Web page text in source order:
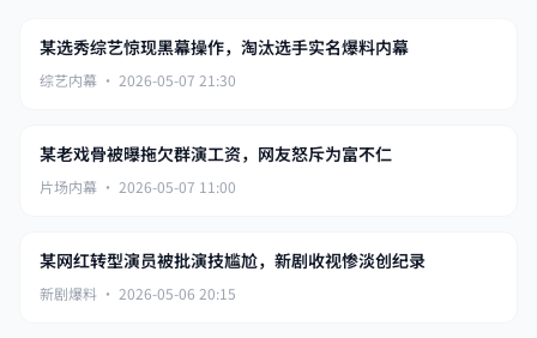
某选秀综艺惊现黑幕操作，淘汰选手实名爆料内幕
综艺内幕 · 2026-05-07 21:30
某老戏骨被曝拖欠群演工资，网友怒斥为富不仁
片场内幕 · 2026-05-07 11:00
某网红转型演员被批演技尴尬，新剧收视惨淡创纪录
新剧爆料 · 2026-05-06 20:15